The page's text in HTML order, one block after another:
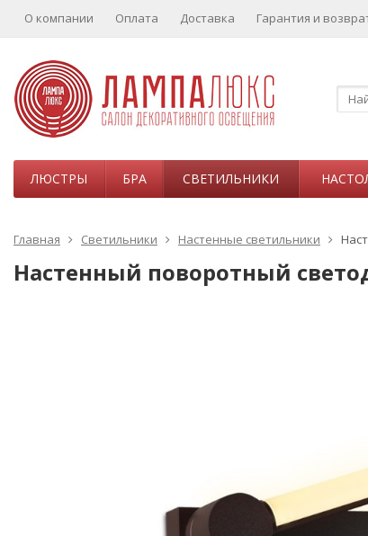
О компании Оплата Доставка Гарантия и
ЛЮСТРЫ БРА СВЕТИЛЬНИКИ
Главная Светильники Настенные светильники
Настенный поворотный